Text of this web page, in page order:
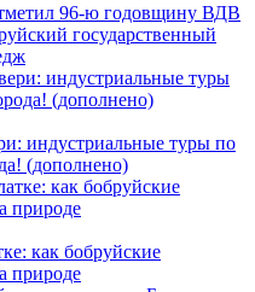
96-ю годовщину ВДВ
государственный
индустриальные туры по
(дополнено)
как бобруйские
природе